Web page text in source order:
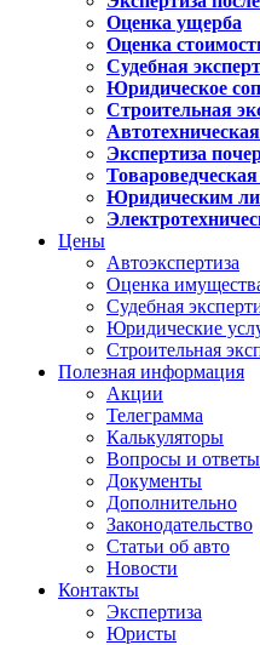
Оценка ущерба
Оценка
Судебная
Юридическое
Строительная
Экспертиза
Товароведческая
Юридическим
Цены
Автоэкспертиза
Оценка
Судебная
Юридические
Строительная
Полезная информация
Акции
Телеграмма
Калькуляторы
Вопросы и ответы
Документы
Дополнительно
Законодательство
Статьи об авто
Новости
Контакты
Экспертиза
Юристы